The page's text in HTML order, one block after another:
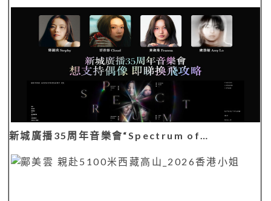
新城廣播35周年音樂會“Spectrum of…